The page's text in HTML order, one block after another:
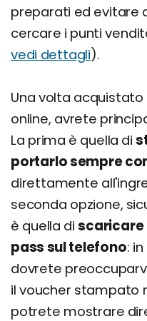
preparati ed evitare
cercare i punti
vedi dettagli).
Una volta acquistato
online, avrete
La prima è quella di
portarlo sempre
direttamente
seconda opzione,
è quella discaricare
pass sul telefono:
dovrete
il voucher stampato
potrete mostrare